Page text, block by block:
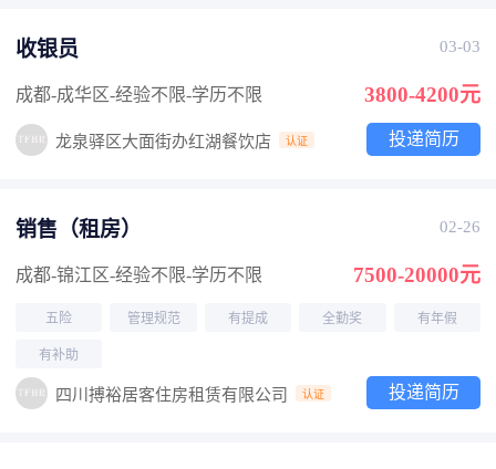
收银员 03-03
成都-成华区-经验不限-学历不限 3800-4200元
龙泉驿区大面街办红湖餐饮店 认证 投递简历
销售（租房） 02-26
成都-锦江区-经验不限-学历不限 7500-20000元
五险 管理规范 有提成 全勤奖 有年假
有补助
四川搏裕居客住房租赁有限公司 认证 投递简历